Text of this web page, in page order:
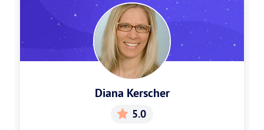
Diana Kerscher
5.0